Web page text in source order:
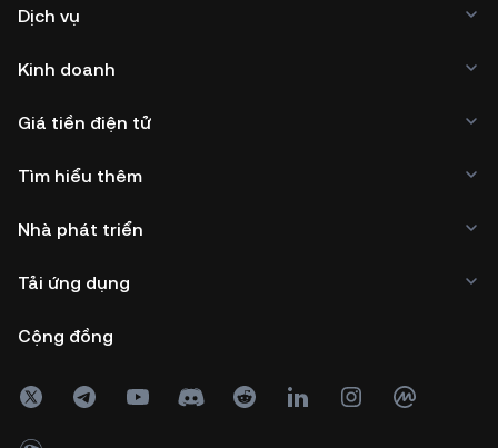
Dịch vụ
Kinh doanh
Giá tiền điện tử
Tìm hiểu thêm
Nhà phát triển
Tải ứng dụng
Cộng đồng